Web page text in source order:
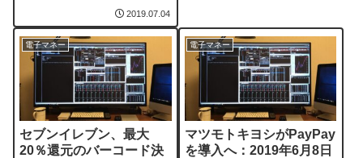
金チャージができるようになる
ことを発表した。セブン銀行
ATMセブン銀行ATMでの現金チ
ャージは入金手数料無料で、一
部を除き原則24時間365日可能
だという。提携記念キャンペー
2019.07.04
電子マネー
セブンイレブン、最大
20％還元のバーコード決
電子マネー
マツモトキヨシがPayPay
を導入へ：2019年6月8日